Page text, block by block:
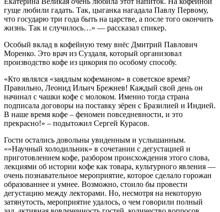
гуще любили гадать. Так, цыганка нагадала Павлу Первому,
что государю три года быть на царстве, а после того окончить
жизнь. Так и случилось…» — рассказал спикер.
Особый вклад в кофейную тему внёс Дмитрий Павлович
Моренко. Это врач из Суздаля, который организовал
производство кофе из цикория по особому способу.
«Кто являлся «заядлым кофеманом» в советское время?
Правильно, Леонид Ильич Брежнев! Каждый свой день он
начинал с чашки кофе с молоком. Именно тогда страна
подписала договоры на поставку зёрен с Бразилией и Индией.
В наше время кофе – феномен повседневности, и это
прекрасно!» – подытожил Сергей Курасов.
Гости остались довольны увиденным и услышанным.
«»Научный холодильник» в сочетании с дегустацией и
приготовлением кофе, разбором происхождения этого слова,
лекциями об истории кофе как товара, культурного явления —
очень познавательное мероприятие, которое сделало горожан
образованнее и умнее. Возможно, стоило бы провести
дегустацию между лекторами. Но, несмотря на некоторую
затянутость, мероприятие удалось, о чем говорили полный